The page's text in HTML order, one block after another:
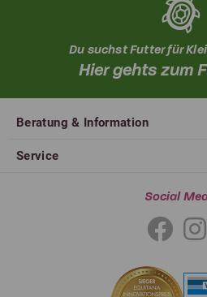
Du suchst Futter für
Hier gehts zum
Beratung & Information
Service
Social